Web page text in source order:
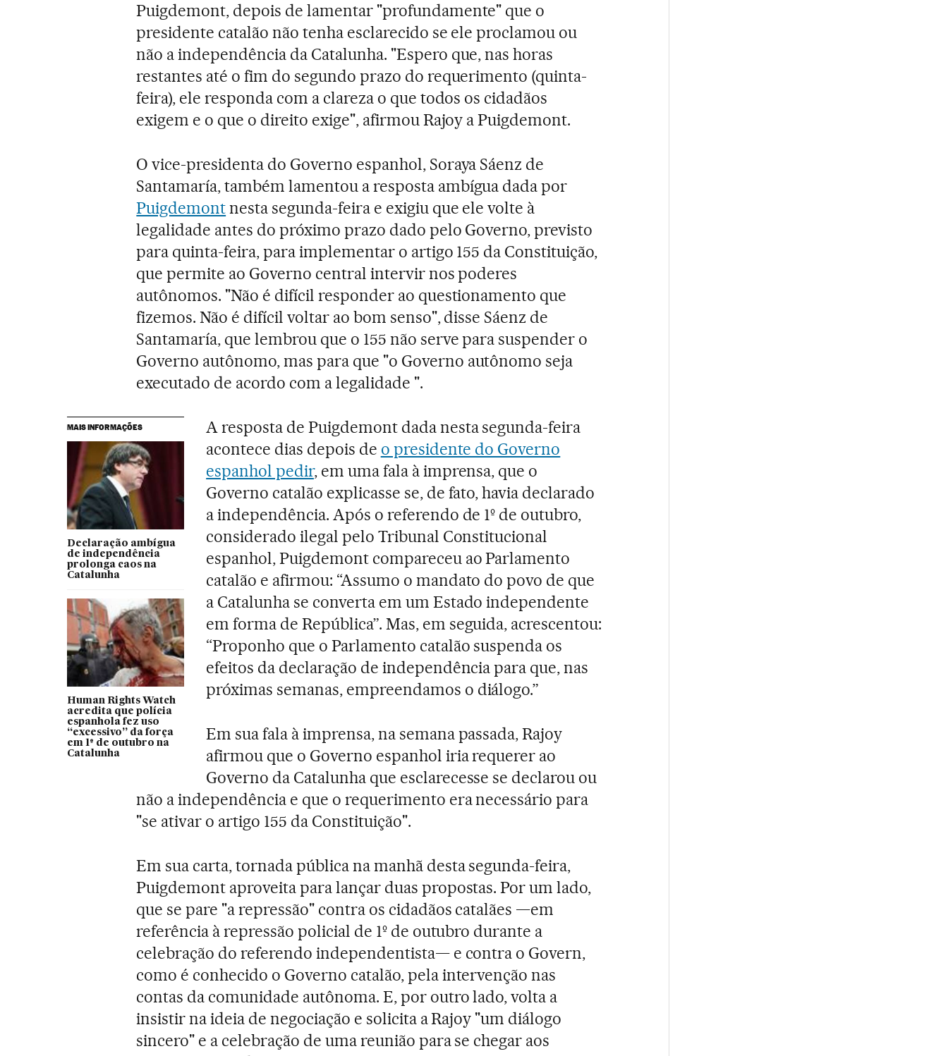
Puigdemont, depois de lamentar "profundamente" que o
presidente catalão não tenha esclarecido se ele proclamou ou
não a independência da Catalunha. "Espero que, nas horas
restantes até o fim do segundo prazo do requerimento (quinta-
feira), ele responda com a clareza o que todos os cidadãos
exigem e o que o direito exige", afirmou Rajoy a Puigdemont.
O vice-presidenta do Governo espanhol, Soraya Sáenz de
Santamaría, também lamentou a resposta ambígua dada por
Puigdemontnesta segunda-feira e exigiu que ele volte à
legalidade antes do próximo prazo dado pelo Governo, previsto
para quinta-feira, para implementar o artigo 155 da Constituição,
que permite ao Governo central intervir nos poderes
autônomos. "Não é difícil responder ao questionamento que
fizemos. Não é difícil voltar ao bom senso", disse Sáenz de
Santamaría, que lembrou que o 155 não serve para suspender o
Governo autônomo, mas para que "o Governo autônomo seja
executado de acordo com a legalidade ".
MAIS INFORMAÇÕES
Declaração ambígua
de independência
prolonga caos na
Catalunha
Human Rights Watch
acredita que polícia
espanhola fez uso
“excessivo” da força
em 1º de outubro na
Catalunha
A resposta de Puigdemont dada nesta segunda-feira
acontece dias depois de o presidente do Governo
espanhol pedir, em uma fala à imprensa, que o
Governo catalão explicasse se, de fato, havia declarado
a independência. Após o referendo de 1º de outubro,
considerado ilegal pelo Tribunal Constitucional
espanhol, Puigdemont compareceu ao Parlamento
catalão e afirmou: “Assumo o mandato do povo de que
a Catalunha se converta em um Estado independente
em forma de República”. Mas, em seguida, acrescentou:
“Proponho que o Parlamento catalão suspenda os
efeitos da declaração de independência para que, nas
próximas semanas, empreendamos o diálogo.”
Em sua fala à imprensa, na semana passada, Rajoy
afirmou que o Governo espanhol iria requerer ao
Governo da Catalunha que esclarecesse se declarou ou
não a independência e que o requerimento era necessário para
"se ativar o artigo 155 da Constituição".
Em sua carta, tornada pública na manhã desta segunda-feira,
Puigdemont aproveita para lançar duas propostas. Por um lado,
que se pare "a repressão" contra os cidadãos catalães —em
referência à repressão policial de 1º de outubro durante a
celebração do referendo independentista— e contra o Govern,
como é conhecido o Governo catalão, pela intervenção nas
contas da comunidade autônoma. E, por outro lado, volta a
insistir na ideia de negociação e solicita a Rajoy "um diálogo
sincero" e a celebração de uma reunião para se chegar aos